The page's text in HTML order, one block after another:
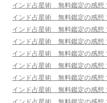
インド占星術 無料鑑定の感想
インド占星術 無料鑑定の感想
インド占星術 無料鑑定の感想
インド占星術 無料鑑定の感想
インド占星術 無料鑑定の感想
インド占星術 無料鑑定の感想
インド占星術 無料鑑定の感想
インド占星術 無料鑑定の感想